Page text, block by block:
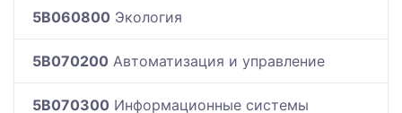
5B060800 Экология
5B070200 Автоматизация и управление
5B070300 Информационные системы